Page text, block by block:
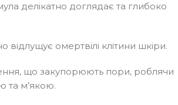
делікатно доглядає та глибоко
відлущує омертвілі клітини шкіри.
що закупорюють пори, роблячи
та м’якою.